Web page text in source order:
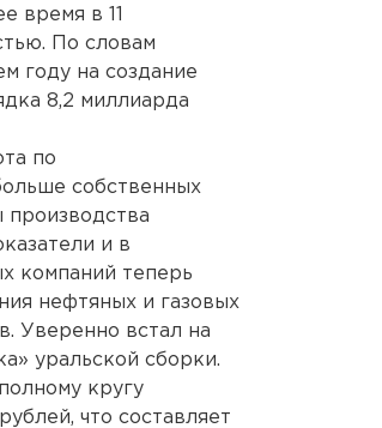
время в 11
По словам
году на создание
8,2 миллиарда
по
собственных
и в
компаний теперь
нефтяных и газовых
Уверенно встал на
уральской сборки.
кругу
что составляет